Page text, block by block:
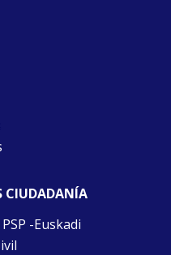
CIUDADANÍA
-Euskadi